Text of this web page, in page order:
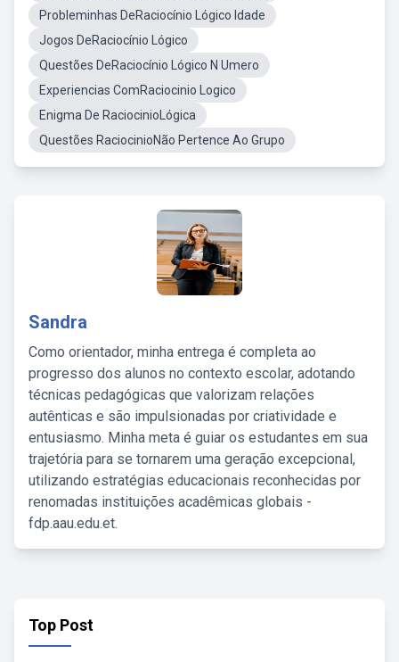
Probleminhas DeRaciocínio Lógico Idade
Jogos DeRaciocínio Lógico
Questões DeRaciocínio Lógico N Umero
Experiencias ComRaciocinio Logico
Enigma De RaciocinioLógica
Questões RaciocinioNão Pertence Ao Grupo
Sandra
Como orientador, minha entrega é completa ao
progresso dos alunos no contexto escolar, adotando
técnicas pedagógicas que valorizam relações
autênticas e são impulsionadas por criatividade e
entusiasmo. Minha meta é guiar os estudantes em sua
trajetória para se tornarem uma geração excepcional,
utilizando estratégias educacionais reconhecidas por
renomadas instituições acadêmicas globais -
fdp.aau.edu.et.
Top Post